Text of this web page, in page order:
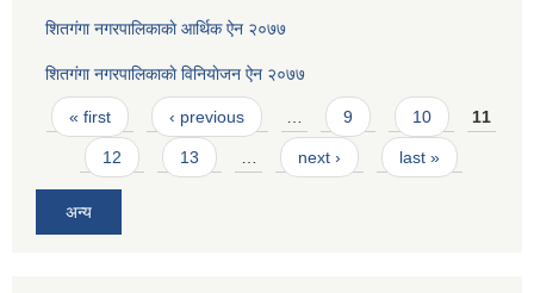
शितगंगा नगरपालिकाकाे आर्थिक ऐन २०७७
शितगंगा नगरपालिकाकाे विनियाेजन ऐन २०७७
Pages
« first ‹ previous 9 10 11
12 13 next › last »
अन्य